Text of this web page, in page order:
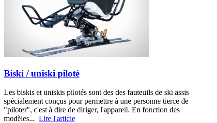
Biski / uniski piloté
Les biskis et uniskis pilotés sont des des fauteuils de ski assis
spécialement conçus pour permettre à une personne tierce de
"piloter", c'est à dire de diriger, l'appareil. En fonction des
modèles... Lire l'article